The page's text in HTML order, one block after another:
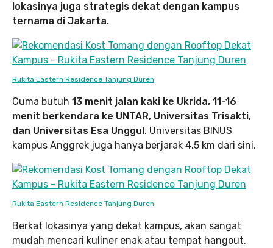
lokasinya juga strategis dekat dengan kampus
ternama di Jakarta.
Rukita Eastern Residence Tanjung Duren
Cuma butuh 13 menit jalan kaki ke Ukrida, 11-16
menit berkendara ke UNTAR, Universitas Trisakti,
dan Universitas Esa Unggul. Universitas BINUS
kampus Anggrek juga hanya berjarak 4.5 km dari sini.
Rukita Eastern Residence Tanjung Duren
Berkat lokasinya yang dekat kampus, akan sangat
mudah mencari kuliner enak atau tempat hangout.